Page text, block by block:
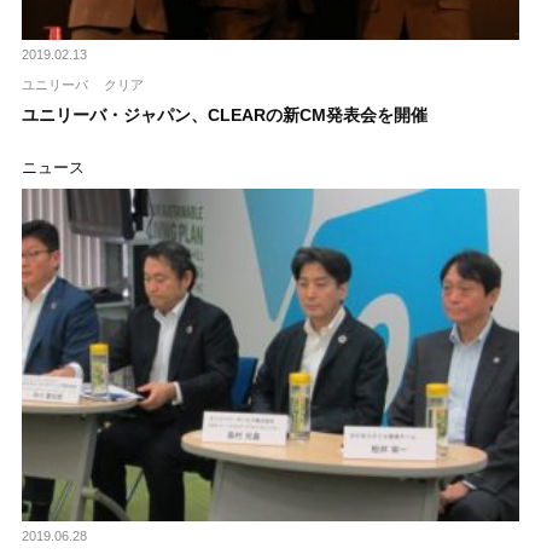
2019.02.13
ユニリーバ クリア
ユニリーバ・ジャパン、CLEARの新CM発表会を開催
ニュース
2019.06.28